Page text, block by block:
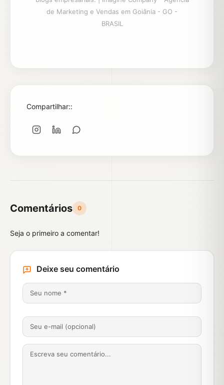
de Marketing e Vendas em Goiânia - GO -
BRASIL
Compartilhar::
Comentários 0
Seja o primeiro a comentar!
Deixe seu comentário